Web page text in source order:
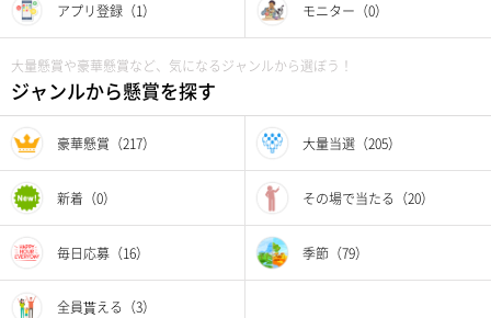
アプリ登録（1） モニター（0）
大量懸賞や豪華懸賞など、気になるジャンルから選ぼう！
ジャンルから懸賞を探す
豪華懸賞（217） 大量当選（205）
新着（0） その場で当たる（20）
毎日応募（16） 季節（79）
全員貰える（3）